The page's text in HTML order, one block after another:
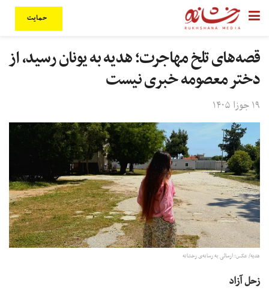
حمایت
قصه‌های تلخ مهاجرت؛ هدیه به یونان رسید، از
دختر معصومه خبری نیست
۱۹ جوزا ۱۴۰۵
هدیه/ عکس: ارسالی به رسانه‌ی رخشانه
زحل آزاد